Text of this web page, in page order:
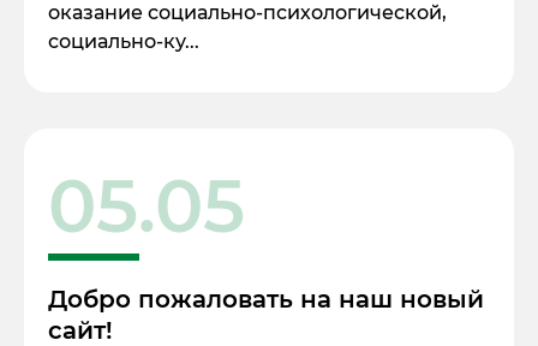
оказание социально-психологической,
социально-ку...
05.05
Добро пожаловать на наш новый
сайт!